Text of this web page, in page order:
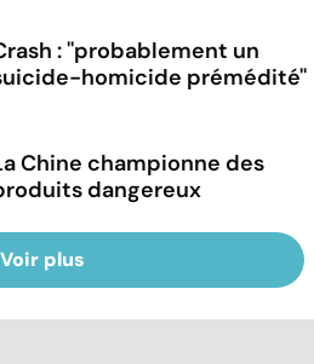
: ''probablement un
homicide prémédité''
Chine championne des
dangereux
Voir plus